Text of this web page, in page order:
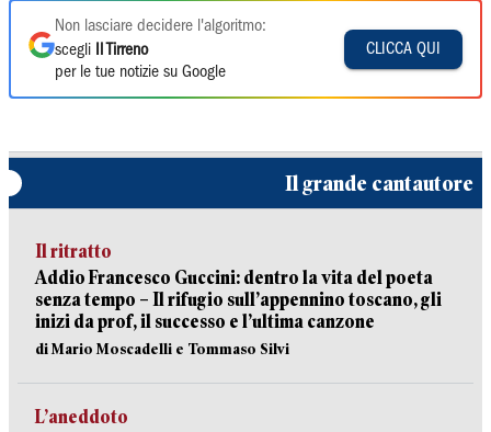
Non lasciare decidere l'algoritmo:
scegli
Il Tirreno
per le tue notizie su Google
CLICCA QUI
Il grande cantautore
Il ritratto
Addio Francesco Guccini: dentro la vita del poeta
senza tempo – Il rifugio sull’appennino toscano, gli
inizi da prof, il successo e l’ultima canzone
di Mario Moscadelli e Tommaso Silvi
L’aneddoto